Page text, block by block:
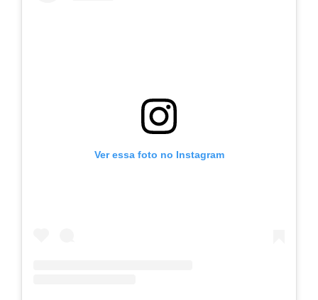
Ver essa foto no Instagram